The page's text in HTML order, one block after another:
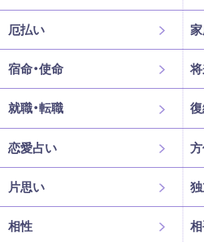
厄払い
宿命・使命
就職・転職
恋愛占い
片思い
相性